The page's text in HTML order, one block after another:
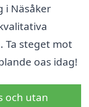
i Näsåker
Ta steget mot
oas idag!
och utan